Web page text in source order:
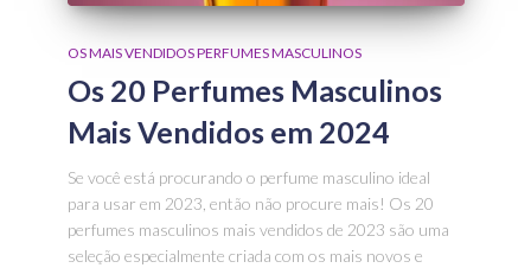
OS MAIS VENDIDOS PERFUMES MASCULINOS
Os 20 Perfumes Masculinos
Mais Vendidos em 2024
Se você está procurando o perfume masculino ideal
para usar em 2023, então não procure mais! Os 20
perfumes masculinos mais vendidos de 2023 são uma
seleção especialmente criada com os mais novos e